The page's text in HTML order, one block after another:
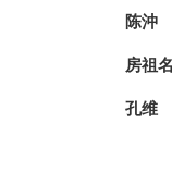
陈沖
房祖名
孔维